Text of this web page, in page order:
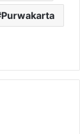
Purwakarta